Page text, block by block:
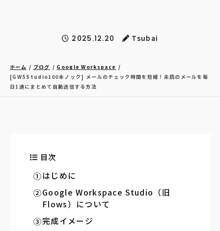
2025.12.20 Tsubai
ホーム ブログ
Google Workspace
[GWSStudio100本ノック] メールのチェック時間を短縮！未読のメールを毎
日1通にまとめて自動送信する方法
目次
はじめに
Google Workspace Studio（旧
Flows）について
完成イメージ